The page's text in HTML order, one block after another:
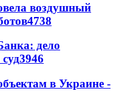
воздушный
4738
дело
3946
в Украине -